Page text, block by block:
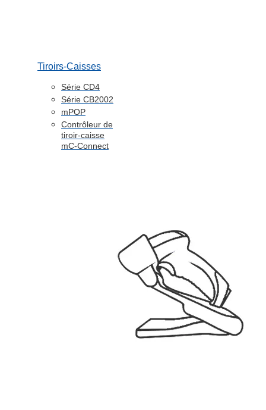
Tiroirs-Caisses
Série CD4
Série CB2002
mPOP
Contrôleur de
tiroir-caisse
mC-Connect